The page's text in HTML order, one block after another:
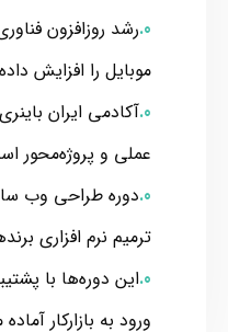
رشد روزافزون
موبایل را افزایش
آکادمی ایران
عملی و پروژه‌محور
ترمیم نرم افزاری
ورود به بازارکار